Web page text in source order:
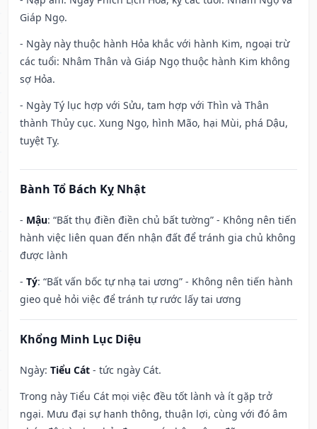
Giáp Ngọ.
- Ngày này thuộc hành Hỏa khắc với hành Kim, ngoại trừ
các tuổi: Nhâm Thân và Giáp Ngọ thuộc hành Kim không
sợ Hỏa.
- Ngày Tý lục hợp với Sửu, tam hợp với Thìn và Thân
thành Thủy cục. Xung Ngọ, hình Mão, hại Mùi, phá Dậu,
tuyệt Tỵ.
Bành Tổ Bách Kỵ Nhật
- Mậu: “Bất thụ điền điền chủ bất tường” - Không nên tiến
hành việc liên quan đến nhận đất để tránh gia chủ không
được lành
- Tý: “Bất vấn bốc tự nhạ tai ương” - Không nên tiến hành
gieo quẻ hỏi việc để tránh tự rước lấy tai ương
Khổng Minh Lục Diệu
Ngày: Tiểu Cát - tức ngày Cát.
Trong này Tiểu Cát mọi việc đều tốt lành và ít gặp trở
ngại. Mưu đại sự hanh thông, thuận lợi, cùng với đó âm